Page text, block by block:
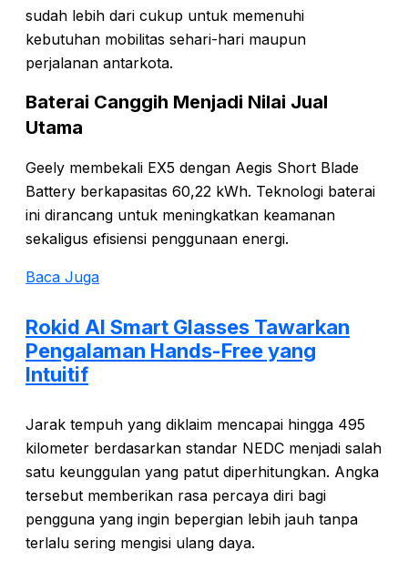
sudah lebih dari cukup untuk memenuhi
kebutuhan mobilitas sehari-hari maupun
perjalanan antarkota.
Baterai Canggih Menjadi Nilai Jual
Utama
Geely membekali EX5 dengan Aegis Short Blade
Battery berkapasitas 60,22 kWh. Teknologi baterai
ini dirancang untuk meningkatkan keamanan
sekaligus efisiensi penggunaan energi.
Baca Juga
Rokid AI Smart Glasses Tawarkan
Pengalaman Hands-Free yang
Intuitif
Jarak tempuh yang diklaim mencapai hingga 495
kilometer berdasarkan standar NEDC menjadi salah
satu keunggulan yang patut diperhitungkan. Angka
tersebut memberikan rasa percaya diri bagi
pengguna yang ingin bepergian lebih jauh tanpa
terlalu sering mengisi ulang daya.